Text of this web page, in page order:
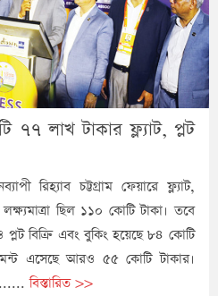
৭৭ লাখ টাকার ফ্ল্যাট, প্লট
রিহ্যাব চট্টগ্রাম ফেয়ারে ফ্ল্যাট,
ছিল ১১০ কোটি টাকা। তবে
প্লট বিক্রি এবং বুকিং হয়েছে ৮৪ কোটি
এসেছে আরও ৫৫ কোটি টাকার।
বিস্তারিত >>